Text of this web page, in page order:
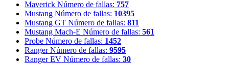
Maverick Número de fallas: 757
Mustang Número de fallas: 10395
Mustang GT Número de fallas: 811
Mustang Mach-E Número de fallas: 561
Probe Número de fallas: 1452
Ranger Número de fallas: 9595
Ranger EV Número de fallas: 30